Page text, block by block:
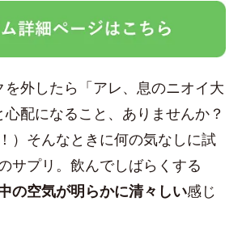
外したら「アレ、息のニオイ大
配になること、ありませんか？
）そんなときに何の気なしに試
サプリ。飲んでしばらくする
の空気が明らかに清々しい感じ